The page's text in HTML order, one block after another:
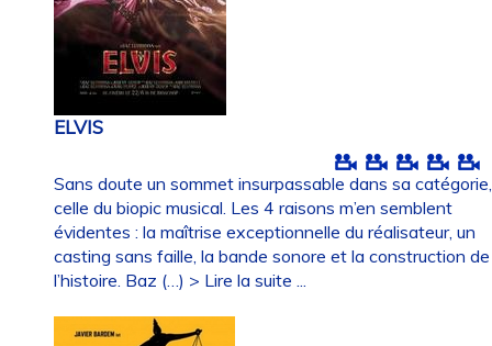
ELVIS
Sans doute un sommet insurpassable dans sa catégorie,
celle du biopic musical. Les 4 raisons m’en semblent
évidentes : la maîtrise exceptionnelle du réalisateur, un
casting sans faille, la bande sonore et la construction de
l’histoire. Baz (…) > Lire la suite ...